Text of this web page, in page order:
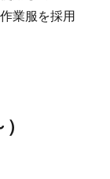
業服を採用